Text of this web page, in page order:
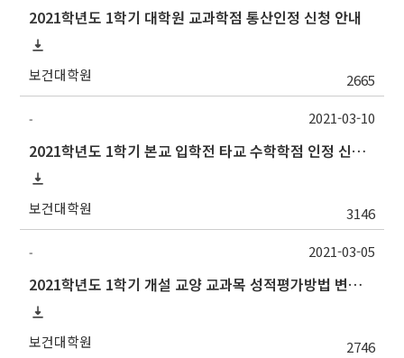
2021학년도 1학기 대학원 교과학점 통산인정 신청 안내
보건대학원 2665
-
2021학년도 1학기 본교 입학전 타교 수학학점 인정 신청 안내
보건대학원 3146
2021-03-10
-
2021학년도 1학기 개설 교양 교과목 성적평가방법 변경 안내
보건대학원 2746
2021-03-05